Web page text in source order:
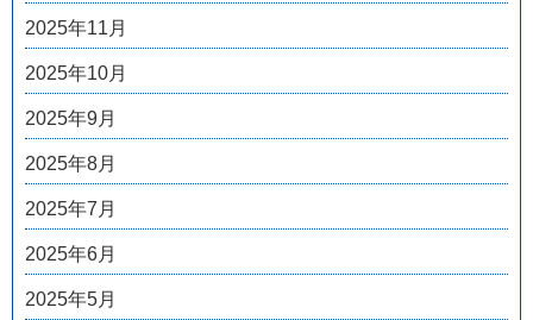
2025年11月
2025年10月
2025年9月
2025年8月
2025年7月
2025年6月
2025年5月